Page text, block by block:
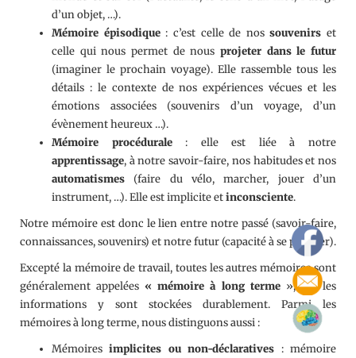
d’un objet, …).
Mémoire épisodique: c’est celle de nossouvenirs et
celle qui nous permet de nous projeter dans le futur
(imaginer le prochain voyage). Elle rassemble tous les
détails : le contexte de nos expériences vécues et les
émotions associées (souvenirs d’un voyage, d’un
évènement heureux …).
Mémoire procédurale: elle est liée à notre
apprentissage, à notre savoir-faire, nos habitudes et nos
automatismes (faire du vélo, marcher, jouer d’un
instrument, …). Elle est implicite etinconsciente.
Notre mémoire est donc le lien entre notre passé (savoir-faire,
connaissances, souvenirs) et notre futur (capacité à se projeter).
Excepté la mémoire de travail, toutes les autres mémoires sont
généralement appelées« mémoire à long terme», car les
informations y sont stockées durablement. Parmi les
mémoires à long terme, nous distinguons aussi :
Mémoiresimplicites ou non-déclaratives : mémoire